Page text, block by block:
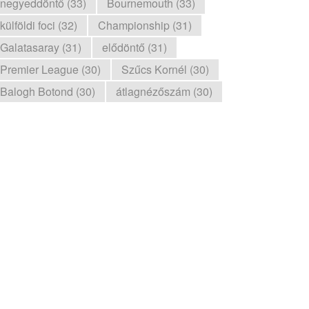
külföldi foci (32)
Championship (31)
Galatasaray (31)
elődöntő (31)
Premier League (30)
Szűcs Kornél (30)
Balogh Botond (30)
átlagnézőszám (30)